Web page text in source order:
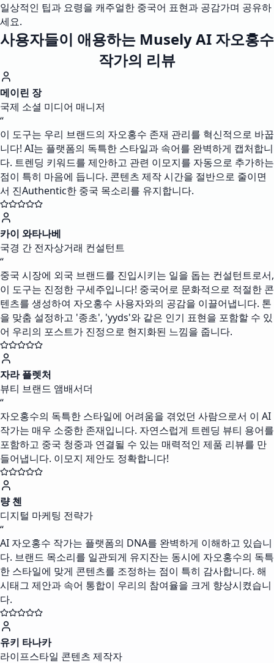
일상적인 팁과 요령을 캐주얼한 중국어 표현과 공감가며 공유하
세요.
사용자들이 애용하는 Musely AI 자오홍수
작가의 리뷰
메이린 장
국제 소셜 미디어 매니저
“
이 도구는 우리 브랜드의 자오홍수 존재 관리를 혁신적으로 바꿉
니다! AI는 플랫폼의 독특한 스타일과 속어를 완벽하게 캡처합니
다. 트렌딩 키워드를 제안하고 관련 이모지를 자동으로 추가하는
점이 특히 마음에 듭니다. 콘텐츠 제작 시간을 절반으로 줄이면
서 진Authentic한 중국 목소리를 유지합니다.
카이 와타나베
국경 간 전자상거래 컨설턴트
“
중국 시장에 외국 브랜드를 진입시키는 일을 돕는 컨설턴트로서,
이 도구는 진정한 구세주입니다! 중국어로 문화적으로 적절한 콘
텐츠를 생성하여 자오홍수 사용자와의 공감을 이끌어냅니다. 톤
을 맞춤 설정하고 '종초', 'yyds'와 같은 인기 표현을 포함할 수 있
어 우리의 포스트가 진정으로 현지화된 느낌을 줍니다.
자라 플렛처
뷰티 브랜드 앰배서더
“
자오홍수의 독특한 스타일에 어려움을 겪었던 사람으로서 이 AI
작가는 매우 소중한 존재입니다. 자연스럽게 트렌딩 뷰티 용어를
포함하고 중국 청중과 연결될 수 있는 매력적인 제품 리뷰를 만
들어냅니다. 이모지 제안도 정확합니다!
량 첸
디지털 마케팅 전략가
“
AI 자오홍수 작가는 플랫폼의 DNA를 완벽하게 이해하고 있습니
다. 브랜드 목소리를 일관되게 유지잔는 동시에 자오홍수의 독특
한 스타일에 맞게 콘텐츠를 조정하는 점이 특히 감사합니다. 해
시태그 제안과 속어 통합이 우리의 참여율을 크게 향상시켰습니
다.
유키 타나카
라이프스타일 콘텐츠 제작자